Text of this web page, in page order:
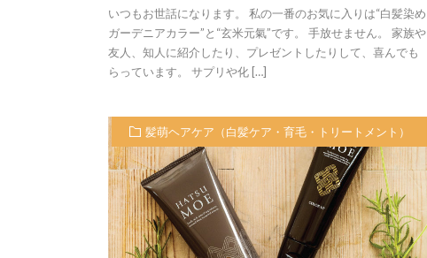
いつもお世話になります。 私の一番のお気に入りは“白髪染め
ガーデニアカラー”と“玄米元氣”です。 手放せません。 家族や
友人、知人に紹介したり、プレゼントしたりして、喜んでも
らっています。 サプリや化 […]
髪萌ヘアケア（白髪ケア・育毛・トリートメント）